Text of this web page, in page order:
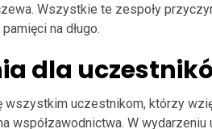
Wszystkie te zespoły
na długo.
dla
uczestnikom, którzy
współzawodnictwa. W